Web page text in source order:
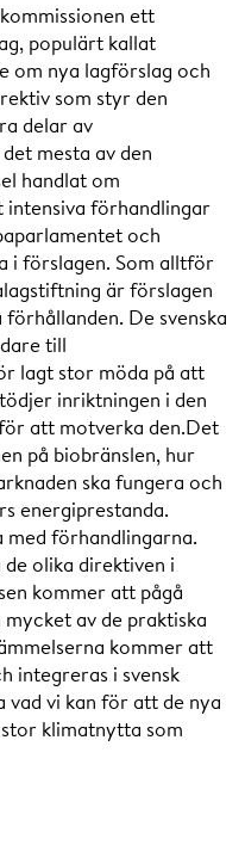
ett
populärt kallat
om nya lagförslag och
som styr den
delar av
mesta av den
handlat om
förhandlingar
och
i förslagen. Som alltför
är förslagen
De svenska
till
lagt stor möda på att
inriktningen i den
att motverka den.Det
på biobränslen, hur
ska fungera och
energiprestanda.
med förhandlingarna.
olika direktiven i
kommer att pågå
av de praktiska
kommer att
integreras i svensk
vi kan för att de nya
klimatnytta som